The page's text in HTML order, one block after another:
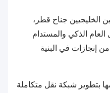
الخليجيين جناح قطر،
العام الذكي والمستدام
إنجازات في البنية
بتطوير شبكة نقل متكاملة